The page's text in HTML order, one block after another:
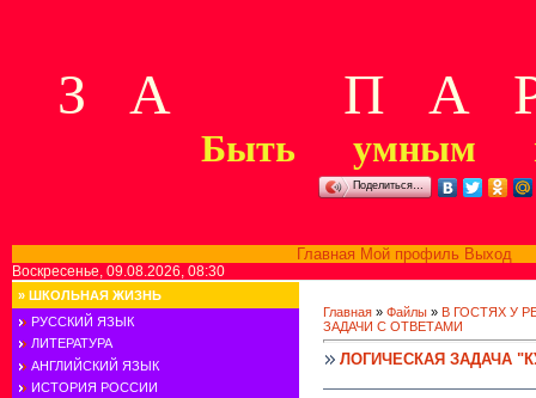
З А П А Р
Быть умным
Поделиться…
Главная Мой профиль Выход
Воскресенье, 09.08.2026, 08:30
» ШКОЛЬНАЯ ЖИЗНЬ
РУССКИЙ ЯЗЫК
ЛИТЕРАТУРА
АНГЛИЙСКИЙ ЯЗЫК
ИСТОРИЯ РОССИИ
Главная » Файлы » В ГОСТЯХ У
ЗАДАЧИ С ОТВЕТАМИ
ЛОГИЧЕСКАЯ ЗАДАЧА